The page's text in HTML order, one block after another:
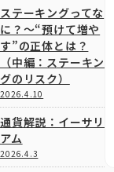
ステーキングってな
に？～“預けて増や
す”の正体とは？
（中編：ステーキン
グのリスク）
2026.4.10
通貨解説：イーサリ
アム
2026.4.3